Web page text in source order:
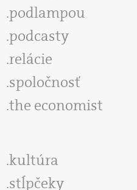
podlampou
podcasty
relácie
spoločnosť
the economist
kultúra
stĺpčeky